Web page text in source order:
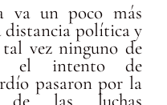
va un poco más
distancia política y
vez ninguno de
el intento de
pasaron por la